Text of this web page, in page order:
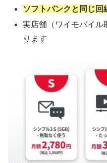
ソフトバンクと同じ回
実店舗（ワイモバイル
ります